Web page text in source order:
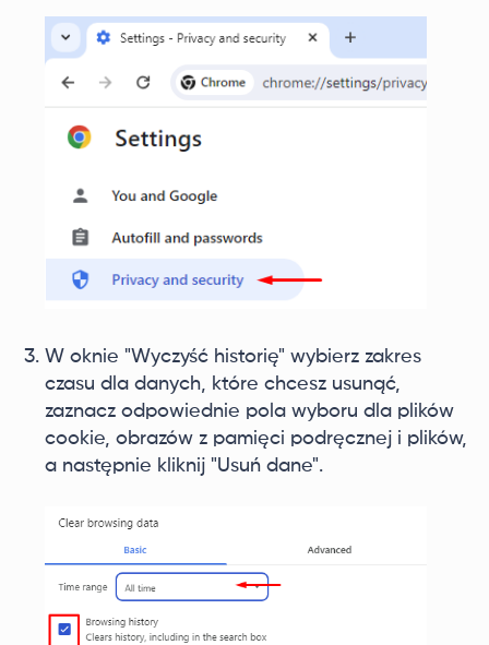
W oknie "Wyczyść historię" wybierz zakres
czasu dla danych, które chcesz usunąć,
zaznacz odpowiednie pola wyboru dla plików
cookie, obrazów z pamięci podręcznej i plików,
a następnie kliknij "Usuń dane".